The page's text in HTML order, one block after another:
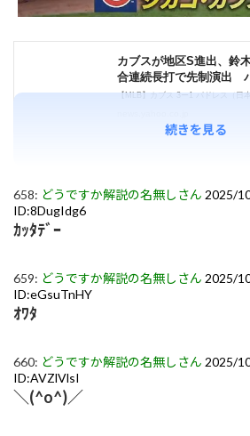
658: どうですか解説の名無しさん 2025/
ID:8DugIdg6
ｶｯﾀﾃﾞｰ
659: どうですか解説の名無しさん 2025/
ID:eGsuTnHY
ｵﾜﾀ
660: どうですか解説の名無しさん 2025/
ID:AVZlVlsI
＼(^o^)／
続きを見る